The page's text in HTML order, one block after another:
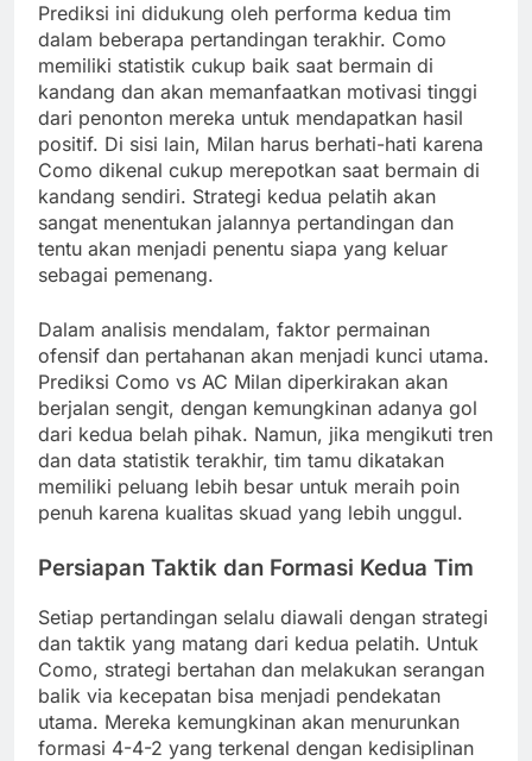
Prediksi ini didukung oleh performa kedua tim
dalam beberapa pertandingan terakhir. Como
memiliki statistik cukup baik saat bermain di
kandang dan akan memanfaatkan motivasi tinggi
dari penonton mereka untuk mendapatkan hasil
positif. Di sisi lain, Milan harus berhati-hati karena
Como dikenal cukup merepotkan saat bermain di
kandang sendiri. Strategi kedua pelatih akan
sangat menentukan jalannya pertandingan dan
tentu akan menjadi penentu siapa yang keluar
sebagai pemenang.
Dalam analisis mendalam, faktor permainan
ofensif dan pertahanan akan menjadi kunci utama.
Prediksi Como vs AC Milan diperkirakan akan
berjalan sengit, dengan kemungkinan adanya gol
dari kedua belah pihak. Namun, jika mengikuti tren
dan data statistik terakhir, tim tamu dikatakan
memiliki peluang lebih besar untuk meraih poin
penuh karena kualitas skuad yang lebih unggul.
Persiapan Taktik dan Formasi Kedua Tim
Setiap pertandingan selalu diawali dengan strategi
dan taktik yang matang dari kedua pelatih. Untuk
Como, strategi bertahan dan melakukan serangan
balik via kecepatan bisa menjadi pendekatan
utama. Mereka kemungkinan akan menurunkan
formasi 4-4-2 yang terkenal dengan kedisiplinan